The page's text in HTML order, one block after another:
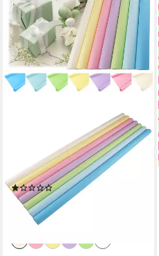
Geschenkpapier uni matt 1
Rolle Dekopapier
Verpackungspapier, creme
(1)
2,99 €
(1,81 €/ 1 qm)
lieferbar - in 3-4 Werktagen bei dir